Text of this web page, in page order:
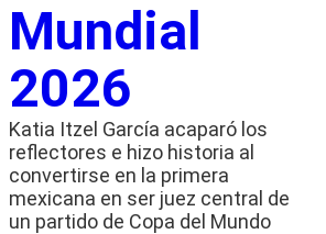
Mundial
2026
Katia Itzel García acaparó los
reflectores e hizo historia al
convertirse en la primera
mexicana en ser juez central de
un partido de Copa del Mundo